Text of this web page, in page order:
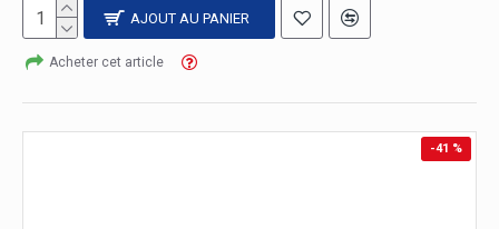
AJOUT AU PANIER
Acheter cet article
-41 %